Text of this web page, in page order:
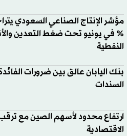
% في يونيو تحت ضغط التعدين
النفطية
بنك اليابان عالق بين ضرورات
السندات
ارتفاع محدود لأسهم الصين مع ترقب
الاقتصادية